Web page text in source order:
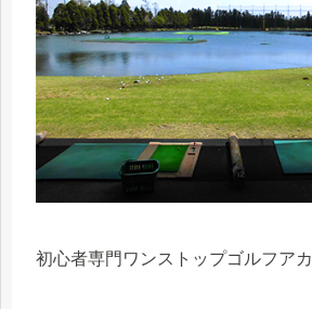
初心者専門ワンストップゴルフア